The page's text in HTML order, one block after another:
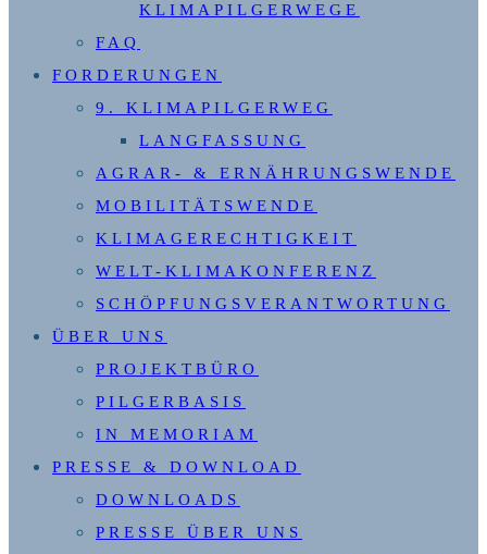
KLIMAPILGERWEGE
FAQ
FORDERUNGEN
9. KLIMAPILGERWEG
LANGFASSUNG
AGRAR- & ERNÄHRUNGSWENDE
MOBILITÄTSWENDE
KLIMAGERECHTIGKEIT
WELT-KLIMAKONFERENZ
SCHÖPFUNGSVERANTWORTUNG
ÜBER UNS
PROJEKTBÜRO
PILGERBASIS
IN MEMORIAM
PRESSE & DOWNLOAD
DOWNLOADS
PRESSE ÜBER UNS